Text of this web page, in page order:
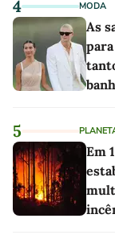
4 MODA
As
5
Em